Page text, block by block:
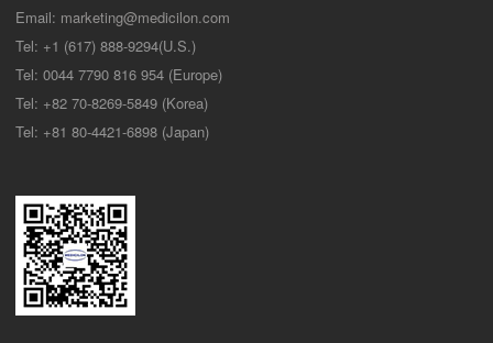
Email: marketing@medicilon.com
Tel: +1 (617) 888-9294(U.S.)
Tel: 0044 7790 816 954 (Europe)
Tel: +82 70-8269-5849 (Korea)
Tel: +81 80-4421-6898 (Japan)